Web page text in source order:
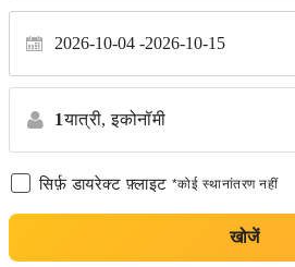
2026-10-04 2026-10-15
1यात्री, इकोनॉमी
सिर्फ़ डायरेक्ट फ़्लाइट *कोई स्थानांतरण नहीं
खोजें